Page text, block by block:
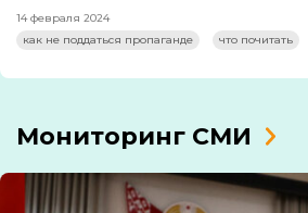
14 февраля 2024
как не поддаться пропаганде
что почитать
Мониторинг СМИ